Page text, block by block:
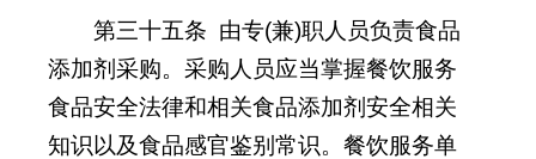
第三十五条 由专(兼)职人员负责食品
添加剂采购。采购人员应当掌握餐饮服务
食品安全法律和相关食品添加剂安全相关
知识以及食品感官鉴别 常识。餐饮服务单